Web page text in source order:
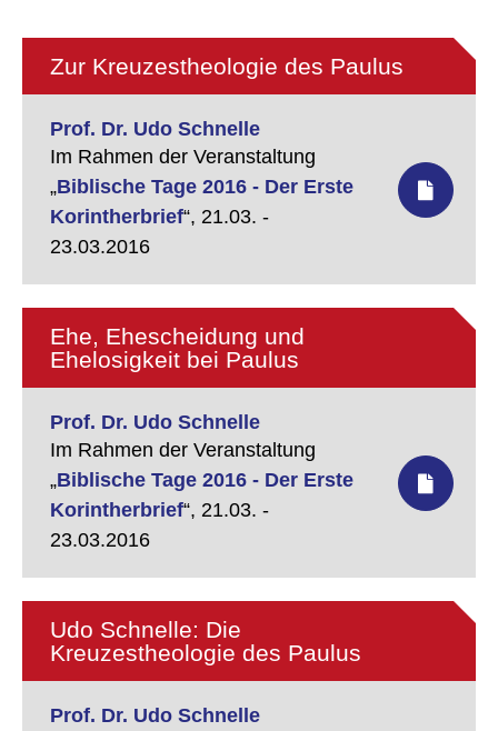
Zur Kreuzestheologie des Paulus
Prof. Dr. Udo Schnelle
Im Rahmen der Veranstaltung
„Biblische Tage 2016 - Der Erste
Korintherbrief“, 21.03. -
23.03.2016
Ehe, Ehescheidung und
Ehelosigkeit bei Paulus
Prof. Dr. Udo Schnelle
Im Rahmen der Veranstaltung
„Biblische Tage 2016 - Der Erste
Korintherbrief“, 21.03. -
23.03.2016
Udo Schnelle: Die
Kreuzestheologie des Paulus
Prof. Dr. Udo Schnelle